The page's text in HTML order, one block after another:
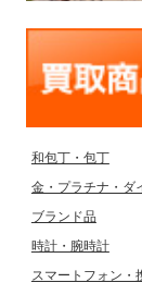
和包丁・包丁
金・プラチナ・ダ
ブランド品
時計・腕時計
スマートフォン・